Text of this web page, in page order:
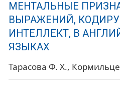
МЕНТАЛЬНЫЕ
ВЫРАЖЕНИЙ,
ИНТЕЛЛЕКТ, В
ЯЗЫКАХ
Тарасова Ф. Х.